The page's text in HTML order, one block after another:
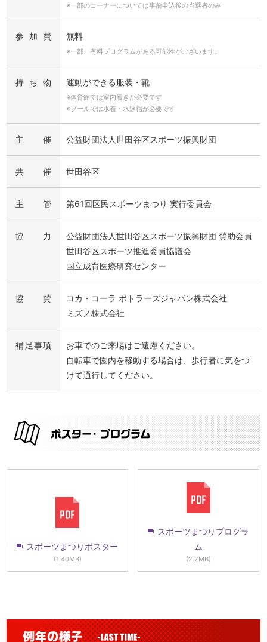
※一部のコーナーについては事前申込後の当選者のみ
参加費 無料
※一部、有料プログラムがある可能性がございます。
持ち物 運動ができる服装・靴
※体育館では室内履きが必要です
※プールでは水着・水泳帽が必要です
主催 公益財団法人世田谷区スポーツ振興財団
共催 世田谷区
主管 第61回区民スポーツまつり 実行委員会
協力
公益財団法人世田谷区スポーツ振興財団 賛助会員
世田谷区スポーツ推進委員協議会
国立成育医療研究センター
協賛
コカ・コーラ ボトラーズジャパン株式会社
ミズノ株式会社
補足事項
お車でのご来場はご遠慮ください。
自転車で園内を移動する場合は、歩行者に気をつ
けて通行してください。
スポーツまつりポスター
(1.40MB)
スポーツまつりプログラ
ム
(2.2MB)